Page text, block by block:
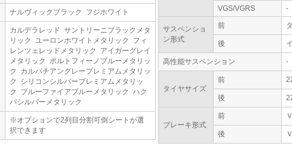
ナルヴィックブラック フジホワイト
カルデラレッド サントリーニブラックメタ
リック ユーロンホワイトメタリック フィ
レンツェレッドメタリック アイガーグレイ
メタリック ポルトフィーノブルーメタリッ
ク カルパチアングレープレミアムメタリッ
ク シリコンシルバープレミアムメタリッ
ク ブルーファイアブルーメタリック ハク
バシルバーメタリック
※オプションで2列目分割可倒シートが選
択できます
VGS/VGRS -
サスペンショ
ン形式
前
後
高性能サスペンション -
タイヤサイズ
前
後
ブレーキ形式
前
後